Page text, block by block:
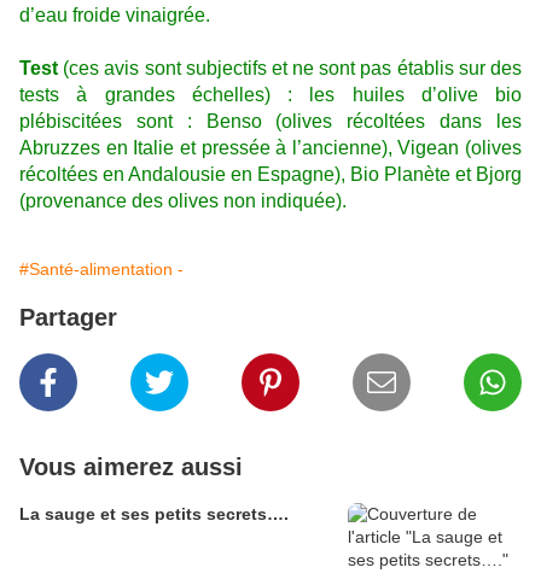
d’eau froide vinaigrée.
Test (ces avis sont subjectifs et ne sont pas établis sur des
tests à grandes échelles) : les huiles d’olive bio
plébiscitées sont : Benso (olives récoltées dans les
Abruzzes en Italie et pressée à l’ancienne), Vigean (olives
récoltées en Andalousie en Espagne), Bio Planète et Bjorg
(provenance des olives non indiquée).
#Santé-alimentation -
Partager
Vous aimerez aussi
La sauge et ses petits secrets….